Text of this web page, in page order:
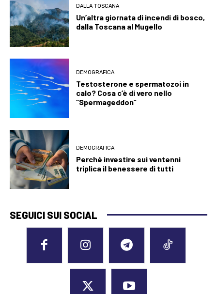
DALLA TOSCANA
Un’altra giornata di incendi di bosco,
dalla Toscana al Mugello
DEMOGRAFICA
Testosterone e spermatozoi in
calo? Cosa c’è di vero nello
“Spermageddon”
DEMOGRAFICA
Perché investire sui ventenni
triplica il benessere di tutti
SEGUICI SUI SOCIAL